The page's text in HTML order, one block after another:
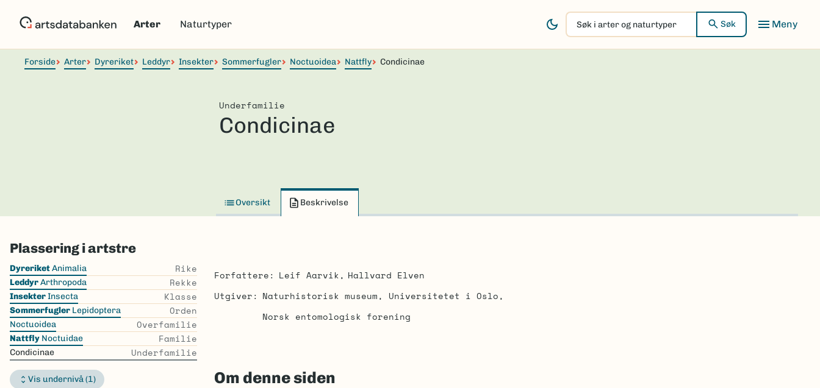
Arter Naturtyper
Søk
i
arter
Søk
Forside Arter Dyreriket Leddyr Insekter Sommerfugler Noctuoidea Nattfly Condicinae
Underfamilie
Condicinae
Oversikt Beskrivelse
Plassering i artstre
Skip
the
list
DyreriketAnimalia Rike
LeddyrArthropoda Rekke
InsekterInsecta Klasse
Sommerfugler Lepidoptera Orden
Noctuoidea Overfamilie
Nattfly Noctuidae Familie
Condicinae Underfamilie
Vis undernivå (1)
Forfattere Leif Aarvik
Hallvard Elven
Utgiver
Naturhistorisk museum, Universitetet i Oslo
Norsk entomologisk forening
Om denne siden